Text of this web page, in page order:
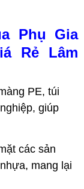
Phụ Gia
Rẻ Lâm
PE, túi
giúp
các sản
mang lại